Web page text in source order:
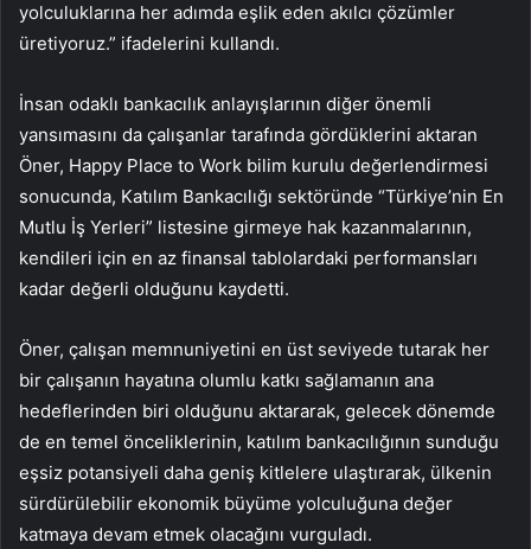
yolculuklarına her adımda eşlik eden akılcı çözümler
üretiyoruz.” ifadelerini kullandı.
İnsan odaklı bankacılık anlayışlarının diğer önemli
yansımasını da çalışanlar tarafında gördüklerini aktaran
Öner, Happy Place to Work bilim kurulu değerlendirmesi
sonucunda, Katılım Bankacılığı sektöründe “Türkiye’nin En
Mutlu İş Yerleri” listesine girmeye hak kazanmalarının,
kendileri için en az finansal tablolardaki performansları
kadar değerli olduğunu kaydetti.
Öner, çalışan memnuniyetini en üst seviyede tutarak her
bir çalışanın hayatına olumlu katkı sağlamanın ana
hedeflerinden biri olduğunu aktararak, gelecek dönemde
de en temel önceliklerinin, katılım bankacılığının sunduğu
eşsiz potansiyeli daha geniş kitlelere ulaştırarak, ülkenin
sürdürülebilir ekonomik büyüme yolculuğuna değer
katmaya devam etmek olacağını vurguladı.